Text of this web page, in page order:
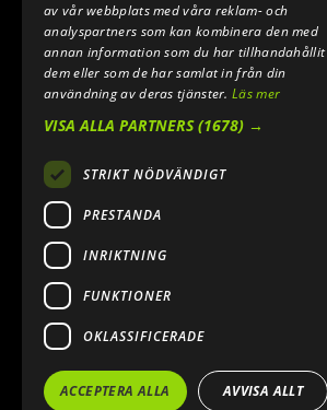
ÅNGRA MITT KÖP
2026. ALL RIGHTS RESERVED.
POWERED BY EMPORI CMS
av vår webbplats med våra reklam- och
analyspartners som kan kombinera den med
annan information som du har tillhandahållit
dem eller som de har samlat in från din
användning av deras tjänster.Läs mer
VISA ALLA PARTNERS(1678) →
STRIKT NÖDVÄNDIGT
PRESTANDA
INRIKTNING
FUNKTIONER
OKLASSIFICERADE
ACCEPTERA ALLA AVVISA ALLT